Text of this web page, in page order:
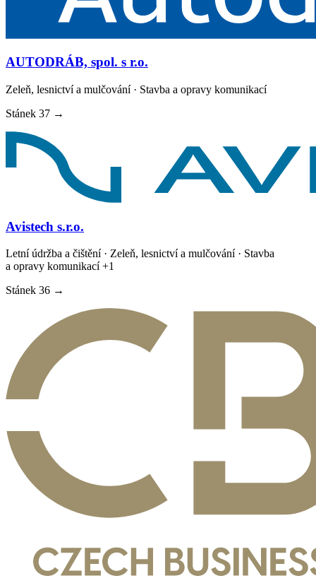
AUTODRÁB, spol. s r.o.
Zeleň, lesnictví a mulčování · Stavba a opravy komunikací
Stánek 37 →
Avistech s.r.o.
Letní údržba a čištění · Zeleň, lesnictví a mulčování · Stavba
a opravy komunikací+1
Stánek 36 →